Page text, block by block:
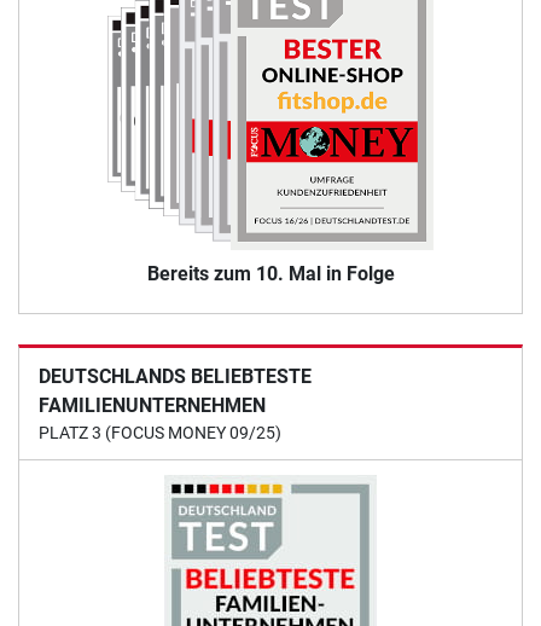
Bereits zum 10. Mal in Folge
DEUTSCHLANDS BELIEBTESTE
FAMILIENUNTERNEHMEN
PLATZ 3 (FOCUS MONEY 09/25)